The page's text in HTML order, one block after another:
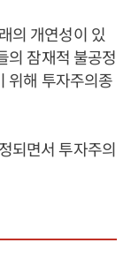
의 개연성이 있
의 잠재적 불공정
위해 투자주의종
되면서 투자주의